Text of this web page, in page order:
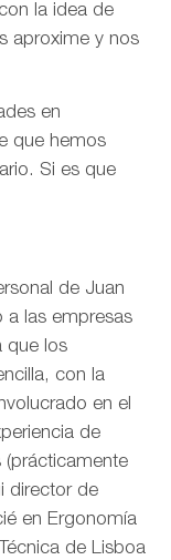
la idea de
aproxime y nos
en
que hemos
Si es que
de Juan
a las empresas
que los
con la
en el
de
(prácticamente
director de
en Ergonomía
de Lisboa